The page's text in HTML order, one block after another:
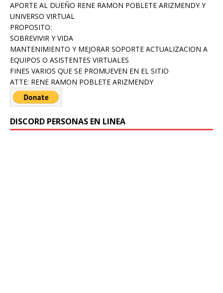
APORTE AL DUEÑO RENE RAMON POBLETE ARIZMENDY Y
UNIVERSO VIRTUAL
PROPOSITO:
SOBREVIVIR Y VIDA
MANTENIMIENTO Y MEJORAR SOPORTE ACTUALIZACION A
EQUIPOS O ASISTENTES VIRTUALES
FINES VARIOS QUE SE PROMUEVEN EN EL SITIO
ATTE: RENE RAMON POBLETE ARIZMENDY
DISCORD PERSONAS EN LINEA